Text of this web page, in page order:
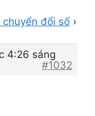
chuyển đổi số ›
4:26 sáng
#1032